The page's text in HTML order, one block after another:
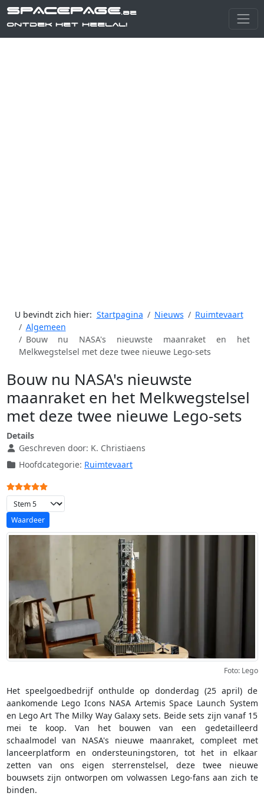
SPACEPAGE.be
Ontdek het heelal!
U bevindt zich hier: Startpagina Nieuws
Ruimtevaart
Algemeen
Bouw nu NASA's nieuwste maanraket en het
Melkwegstelsel met deze twee nieuwe Lego-sets
Bouw nu NASA's nieuwste
maanraket en het Melkwegstelsel
met deze twee nieuwe Lego-sets
Details
Geschreven door: K. Christiaens
Hoofdcategorie: Ruimtevaart
Gebruikerswaardering:
Voeg waardering toe
Foto: Lego
Het speelgoedbedrijf onthulde op donderdag (25 april) de
aankomende Lego Icons NASA Artemis Space Launch System
en Lego Art The Milky Way Galaxy sets. Beide sets zijn vanaf 15
mei te koop. Van het bouwen van een gedetailleerd
schaalmodel van NASA's nieuwe maanraket, compleet met
lanceerplatform en ondersteuningstoren, tot het in elkaar
zetten van ons eigen sterrenstelsel, deze twee nieuwe
bouwsets zijn ontworpen om volwassen Lego-fans aan zich te
binden.